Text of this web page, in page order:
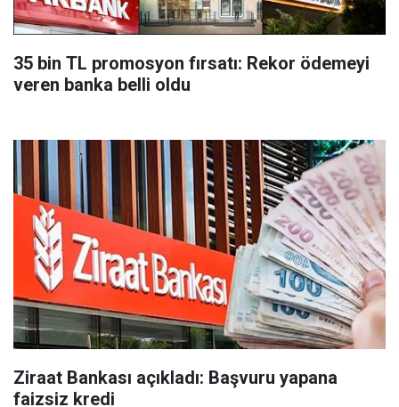
35 bin TL promosyon fırsatı: Rekor ödemeyi
veren banka belli oldu
Ziraat Bankası açıkladı: Başvuru yapana
faizsiz kredi